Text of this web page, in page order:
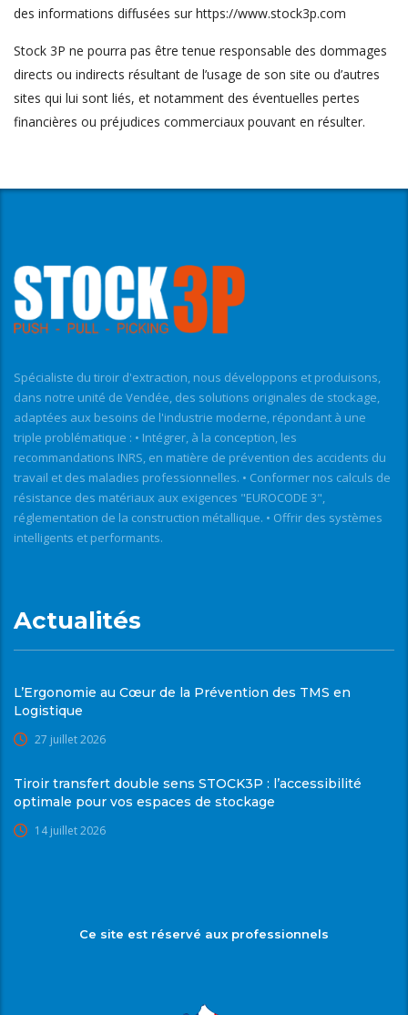
des informations diffusées sur https://www.stock3p.com
Stock 3P ne pourra pas être tenue responsable des dommages
directs ou indirects résultant de l’usage de son site ou d’autres
sites qui lui sont liés, et notamment des éventuelles pertes
financières ou préjudices commerciaux pouvant en résulter.
Spécialiste du tiroir d'extraction, nous développons et produisons,
dans notre unité de Vendée, des solutions originales de stockage,
adaptées aux besoins de l'industrie moderne, répondant à une
triple problématique : • Intégrer, à la conception, les
recommandations INRS, en matière de prévention des accidents du
travail et des maladies professionnelles. • Conformer nos calculs de
résistance des matériaux aux exigences "EUROCODE 3",
réglementation de la construction métallique. • Offrir des systèmes
intelligents et performants.
Actualités
L’Ergonomie au Cœur de la Prévention des TMS en
Logistique
27 juillet 2026
Tiroir transfert double sens STOCK3P : l’accessibilité
optimale pour vos espaces de stockage
14 juillet 2026
Ce site est réservé aux professionnels